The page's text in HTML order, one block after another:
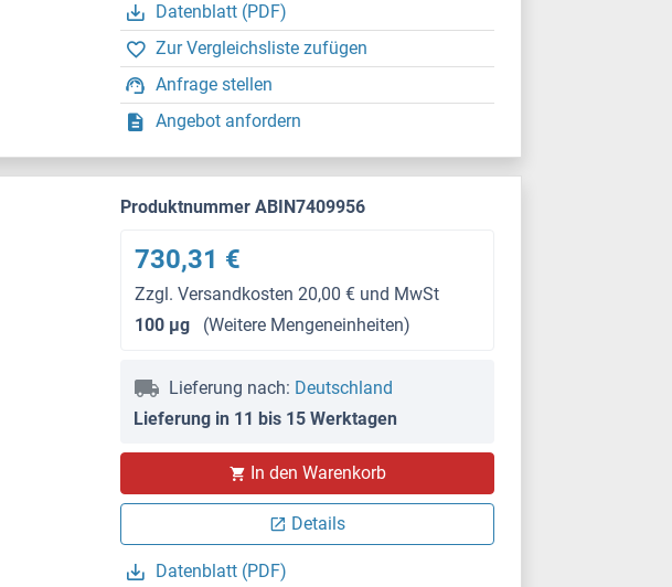
Datenblatt (PDF)
Zur Vergleichsliste zufügen
Anfrage stellen
Angebot anfordern
Produktnummer ABIN7409956
730,31 €
Zzgl. Versandkosten 20,00 € und MwSt
100 μg
(Weitere Mengeneinheiten)
Lieferung nach: Deutschland
Lieferung in 11 bis 15 Werktagen
In den Warenkorb
Details
Datenblatt (PDF)